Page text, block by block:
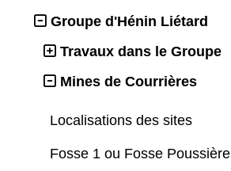
Groupe d'Hénin Liétard
Travaux dans le Groupe
Mines de Courrières
Localisations des sites
Fosse 1 ou Fosse Poussière